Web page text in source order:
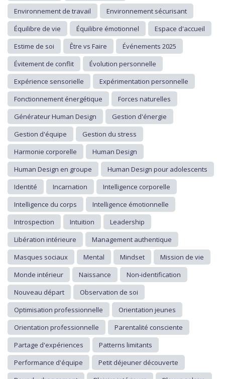
Environnement de travail
Environnement sécurisant
Équilibre de vie
Équilibre émotionnel
Espace d'accueil
Estime de soi
Être vs Faire
Événements 2025
Évitement de conflit
Évolution personnelle
Expérience sensorielle
Expérimentation personnelle
Fonctionnement énergétique
Forces naturelles
Générateur Human Design
Gestion d'énergie
Gestion d'équipe
Gestion du stress
Harmonie corporelle
Human Design
Human Design en groupe
Human Design pour adolescents
Identité
Incarnation
Intelligence corporelle
Intelligence du corps
Intelligence émotionnelle
Introspection
Intuition
Leadership
Libération intérieure
Management authentique
Masques sociaux
Mental Mindset
Mission de vie
Monde intérieur
Naissance
Non-identification
Nouveau départ
Observation de soi
Optimisation professionnelle
Orientation jeunes
Orientation professionnelle
Parentalité consciente
Partage d'expériences
Patterns limitants
Performance d'équipe
Petit déjeuner découverte